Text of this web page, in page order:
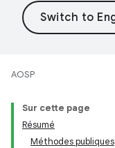
AOSP
Sur cette page
Résumé
Méthodes publiques